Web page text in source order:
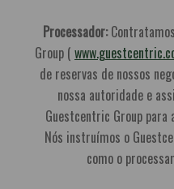
Processador:
Group (
de reservas de nossos
nossa autoridade e
Guestcentric Group para
Nós instruímos o
como o